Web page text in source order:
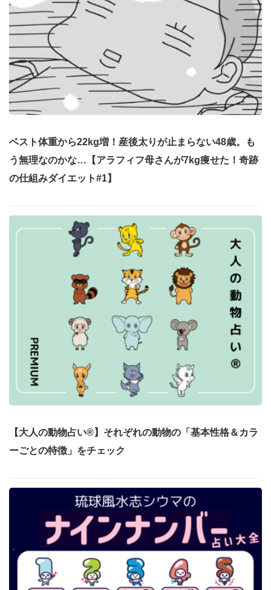
ベスト体重から22kg増！産後太りが止まらない48歳。も
う無理なのかな…【アラフィフ母さんが7kg痩せた！奇跡
の仕組みダイエット#1】
【大人の動物占い®】それぞれの動物の「基本性格＆カラ
ーごとの特徴」をチェック